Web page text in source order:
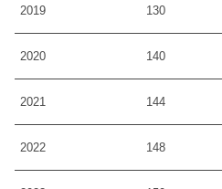
2019 130
2020 140
2021 144
2022 148